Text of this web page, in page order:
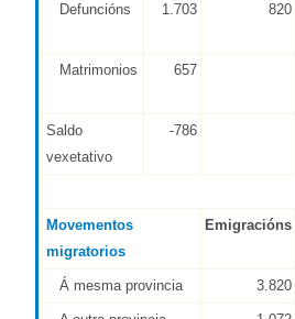
Defuncións 1.703 820
Matrimonios 657
Saldo
vexetativo
-786
Movementos
migratorios
Emigracións
Á mesma provincia 3.820